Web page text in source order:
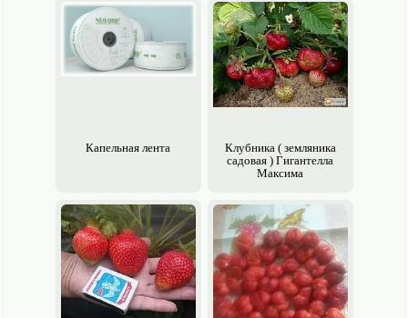
Капельная лента
Клубника ( земляника
садовая ) Гигантелла
Максима